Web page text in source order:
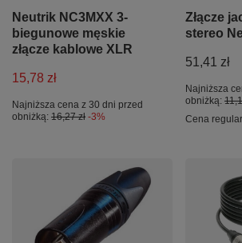
Neutrik NC3MXX 3-
biegunowe męskie
złącze kablowe XLR
15,78 zł
Najniższa cena z 30 dni przed
obniżką: 16,27 zł -3%
Złącze
stereo
51,41 zł
Najniższa
obniżką:
Cena